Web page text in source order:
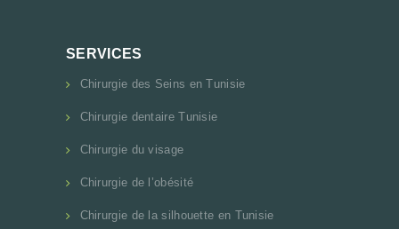
SERVICES
Chirurgie des Seins en Tunisie
Chirurgie dentaire Tunisie
Chirurgie du visage
Chirurgie de l’obésité
Chirurgie de la silhouette en Tunisie